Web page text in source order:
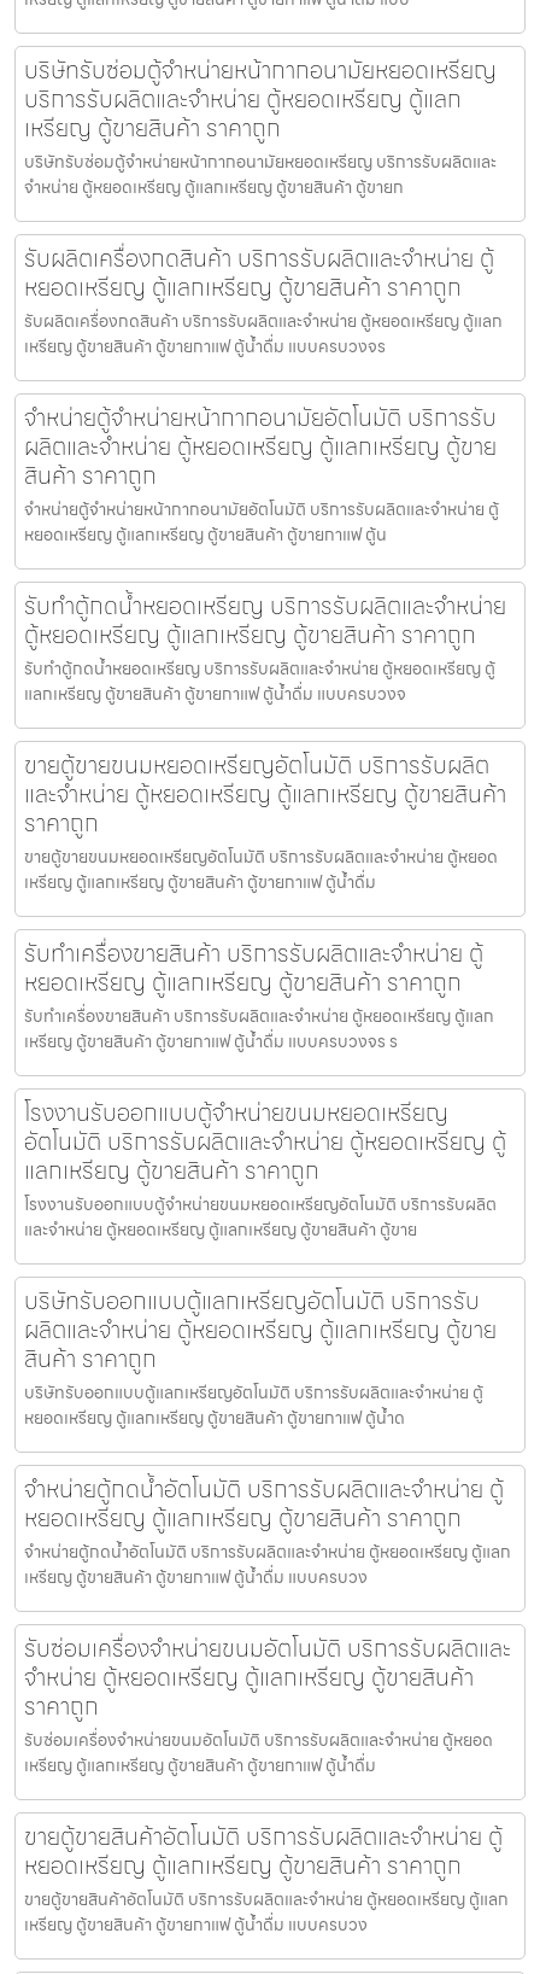
บริษัทรับซ่อมตู้จำหน่ายหน้ากากอนามัยหยอดเหรียญ​​
บริการรับผลิตและจำหน่าย ตู้หยอดเหรียญ ตู้แลก
เหรียญ ตู้ขายสินค้า ราคาถูก
บริษัทรับซ่อมตู้จำหน่ายหน้ากากอนามัยหยอดเหรียญ​​ บริการรับผลิตและ
จำหน่าย ตู้หยอดเหรียญ ตู้แลกเหรียญ ตู้ขายสินค้า ตู้ขายก
รับผลิตเครื่องกดสินค้า บริการรับผลิตและจำหน่าย ตู้
หยอดเหรียญ ตู้แลกเหรียญ ตู้ขายสินค้า ราคาถูก
รับผลิตเครื่องกดสินค้า บริการรับผลิตและจำหน่าย ตู้หยอดเหรียญ ตู้แลก
เหรียญ ตู้ขายสินค้า ตู้ขายกาแฟ ตู้น้ำดื่ม แบบครบวงจร
จำหน่ายตู้จำหน่ายหน้ากากอนามัย​อัตโนมัติ บริการรับ
ผลิตและจำหน่าย ตู้หยอดเหรียญ ตู้แลกเหรียญ ตู้ขาย
สินค้า ราคาถูก
จำหน่ายตู้จำหน่ายหน้ากากอนามัย​อัตโนมัติ บริการรับผลิตและจำหน่าย ตู้
หยอดเหรียญ ตู้แลกเหรียญ ตู้ขายสินค้า ตู้ขายกาแฟ ตู้น
รับทำตู้กดน้ำ​หยอดเหรียญ บริการรับผลิตและจำหน่าย
ตู้หยอดเหรียญ ตู้แลกเหรียญ ตู้ขายสินค้า ราคาถูก
รับทำตู้กดน้ำ​หยอดเหรียญ บริการรับผลิตและจำหน่าย ตู้หยอดเหรียญ ตู้
แลกเหรียญ ตู้ขายสินค้า ตู้ขายกาแฟ ตู้น้ำดื่ม แบบครบวงจ
ขายตู้ขายขนมหยอดเหรียญ​​อัตโนมัติ บริการรับผลิต
และจำหน่าย ตู้หยอดเหรียญ ตู้แลกเหรียญ ตู้ขายสินค้า
ราคาถูก
ขายตู้ขายขนมหยอดเหรียญ​​อัตโนมัติ บริการรับผลิตและจำหน่าย ตู้หยอด
เหรียญ ตู้แลกเหรียญ ตู้ขายสินค้า ตู้ขายกาแฟ ตู้น้ำดื่ม
รับทำเครื่องขายสินค้า บริการรับผลิตและจำหน่าย ตู้
หยอดเหรียญ ตู้แลกเหรียญ ตู้ขายสินค้า ราคาถูก
รับทำเครื่องขายสินค้า บริการรับผลิตและจำหน่าย ตู้หยอดเหรียญ ตู้แลก
เหรียญ ตู้ขายสินค้า ตู้ขายกาแฟ ตู้น้ำดื่ม แบบครบวงจร ร
โรงงานรับออกแบบตู้จำหน่ายขนมหยอดเหรียญ​​
อัตโนมัติ บริการรับผลิตและจำหน่าย ตู้หยอดเหรียญ ตู้
แลกเหรียญ ตู้ขายสินค้า ราคาถูก
โรงงานรับออกแบบตู้จำหน่ายขนมหยอดเหรียญ​​อัตโนมัติ บริการรับผลิต
และจำหน่าย ตู้หยอดเหรียญ ตู้แลกเหรียญ ตู้ขายสินค้า ตู้ขาย
บริษัทรับออกแบบตู้แลกเหรียญ​อัตโนมัติ บริการรับ
ผลิตและจำหน่าย ตู้หยอดเหรียญ ตู้แลกเหรียญ ตู้ขาย
สินค้า ราคาถูก
บริษัทรับออกแบบตู้แลกเหรียญ​อัตโนมัติ บริการรับผลิตและจำหน่าย ตู้
หยอดเหรียญ ตู้แลกเหรียญ ตู้ขายสินค้า ตู้ขายกาแฟ ตู้น้ำด
จำหน่ายตู้กดน้ำ​อัตโนมัติ บริการรับผลิตและจำหน่าย ตู้
หยอดเหรียญ ตู้แลกเหรียญ ตู้ขายสินค้า ราคาถูก
จำหน่ายตู้กดน้ำ​อัตโนมัติ บริการรับผลิตและจำหน่าย ตู้หยอดเหรียญ ตู้แลก
เหรียญ ตู้ขายสินค้า ตู้ขายกาแฟ ตู้น้ำดื่ม แบบครบวง
รับซ่อมเครื่องจำหน่ายขนม​อัตโนมัติ บริการรับผลิตและ
จำหน่าย ตู้หยอดเหรียญ ตู้แลกเหรียญ ตู้ขายสินค้า
ราคาถูก
รับซ่อมเครื่องจำหน่ายขนม​อัตโนมัติ บริการรับผลิตและจำหน่าย ตู้หยอด
เหรียญ ตู้แลกเหรียญ ตู้ขายสินค้า ตู้ขายกาแฟ ตู้น้ำดื่ม
ขายตู้ขายสินค้า​อัตโนมัติ บริการรับผลิตและจำหน่าย ตู้
หยอดเหรียญ ตู้แลกเหรียญ ตู้ขายสินค้า ราคาถูก
ขายตู้ขายสินค้า​อัตโนมัติ บริการรับผลิตและจำหน่าย ตู้หยอดเหรียญ ตู้แลก
เหรียญ ตู้ขายสินค้า ตู้ขายกาแฟ ตู้น้ำดื่ม แบบครบวง